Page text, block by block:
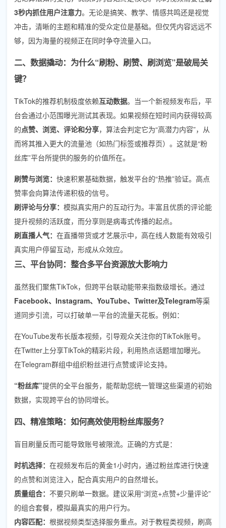
3秒内抓住用户注意力。无论是搞笑、教学、情感共鸣还是视觉
冲击，清晰的主题和精准的受众定位是基础。但仅凭内容远远不
够，因为海量的视频正在同时争夺流量入口。
二、数据撬动：为什么“刷粉、刷赞、刷浏览”是破局关
键？
TikTok的推荐机制极度依赖互动数据。当一个新视频发布后，平
台会通过小范围曝光测试其表现。如果视频在短时间内获得较高
的点赞、浏览、评论和分享，算法会判定它为“高潜力内容”，从
而将其推入更大的流量池（如热门标签或推荐页）。这就是“粉
丝库”平台所提供的服务的价值所在。
刷赞与浏览： 快速积累基础数据，触发平台的“热推”验证。高点
赞率会向算法传递积极的信号。
刷评论与分享： 模拟真实用户的互动行为。丰富且优质的评论能
提升视频的活跃度，而分享则是病毒式传播的起点。
刷直播人气： 在直播带货或才艺展示中，高在线人数能有效吸引
真实用户停留互动，形成从众效应。
三、平台协同：整合多平台资源放大影响力
虽然我们聚焦TikTok，但跨平台联动能带来指数级增长。通过
Facebook、Instagram、YouTube、Twitter及Telegram等渠
道同步引流，可以打破单一平台的流量天花板。例如：
在YouTube发布长版本视频，引导观众关注你的TikTok账号。
在Twitter上分享TikTok的精彩片段，利用热点话题增加曝光。
在Telegram群组中组织粉丝进行点赞或评论支持。
“粉丝库”提供的全平台服务，能帮助您统一管理这些渠道的初始
数据，实现跨平台的协同增长。
四、精准策略：如何高效使用粉丝库服务？
盲目刷量反而可能导致账号被限流。正确的方式是：
时机选择： 在视频发布后的黄金1小时内，通过粉丝库进行快速
的点赞和浏览注入，配合真实用户的自然增长。
质量组合： 不要只刷单一数据。建议采用“浏览+点赞+少量评论”
的组合套餐，模拟最真实的用户行为。
内容匹配： 根据视频类型选择服务重点。对于教程类视频，刷高